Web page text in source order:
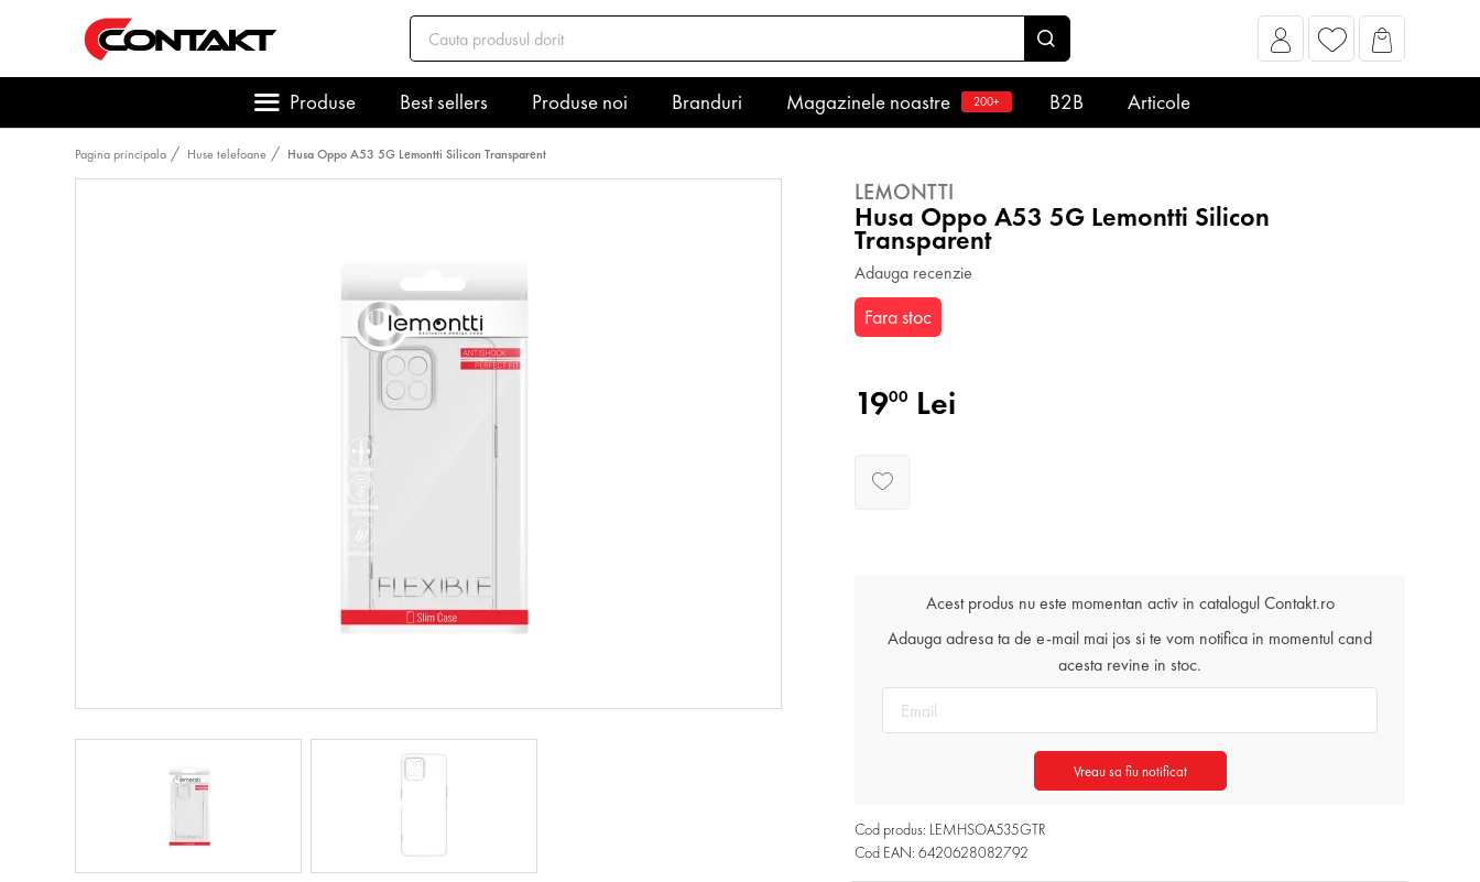
Produse Best sellers Produse noi Branduri Magazinele noastre 200+ B2B Articole
Pagina principala Huse telefoane Husa Oppo A53 5G Lemontti Silicon Transparent
LEMONTTI
Husa Oppo A53 5G Lemontti Silicon
Transparent
Adauga recenzie
Fara stoc
1900 Lei
Acest produs nu este momentan activ in catalogul Contakt.ro
Adauga adresa ta de e-mail mai jos si te vom notifica in momentul cand
acesta revine in stoc.
Vreau sa fiu notificat
Cod produs: LEMHSOA535GTR
Cod EAN: 6420628082792